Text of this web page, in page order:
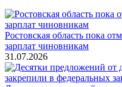
Ростовская область пока
зарплат чиновникам
31.07.2026